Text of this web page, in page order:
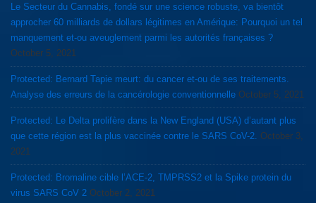
Le Secteur du Cannabis, fondé sur une science robuste, va bientôt
approcher 60 milliards de dollars légitimes en Amérique: Pourquoi un tel
manquement et-ou aveuglement parmi les autorités françaises ?
October 5, 2021
Protected: Bernard Tapie meurt: du cancer et-ou de ses traitements.
Analyse des erreurs de la cancérologie conventionnelle October 5, 2021
Protected: Le Delta prolifère dans la New England (USA) d’autant plus
que cette région est la plus vaccinée contre le SARS CoV-2. October 3,
2021
Protected: Bromaline cible l’ACE-2, TMPRSS2 et la Spike protein du
virus SARS CoV 2 October 2, 2021